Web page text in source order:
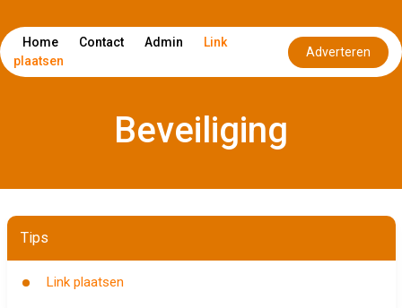
Home Contact Admin
Link
plaatsen
Adverteren
Beveiliging
Tips
Link plaatsen